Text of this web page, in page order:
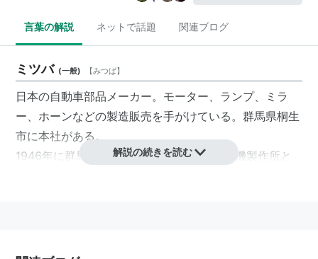
言葉の解説 ネットで話題 関連ブログ
ミツバ (一般) 【みつば】
日本の自動車部品メーカー。モーター、ランプ、ミラ
ー、ホーンなどの製造販売を手がけている。群馬県桐生
市に本社がある。
1946年に群馬県桐生市に株式会社三ツ葉電機製作所と
解説の続きを読む